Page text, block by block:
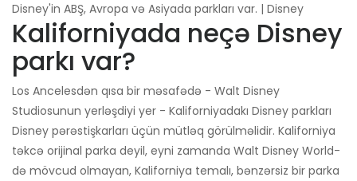
Disney'in ABŞ, Avropa və Asiyada parkları var. | Disney
Kaliforniyada neçə Disney
parkı var?
Los Ancelesdən qısa bir məsafədə - Walt Disney
Studiosunun yerləşdiyi yer - Kaliforniyadakı Disney parkları
Disney pərəstişkarları üçün mütləq görülməlidir. Kaliforniya
təkcə orijinal parka deyil, eyni zamanda Walt Disney World-
də mövcud olmayan, Kaliforniya temalı, bənzərsiz bir parka